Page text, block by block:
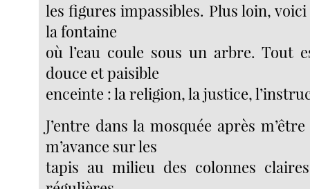
les figures impassibles. Plus loin, voici
la fontaine
où l’eau coule sous un arbre. Tout
douce et paisible
enceinte : la religion, la justice,
J’entre dans la mosquée après
m’avance sur les
tapis au milieu des colonnes